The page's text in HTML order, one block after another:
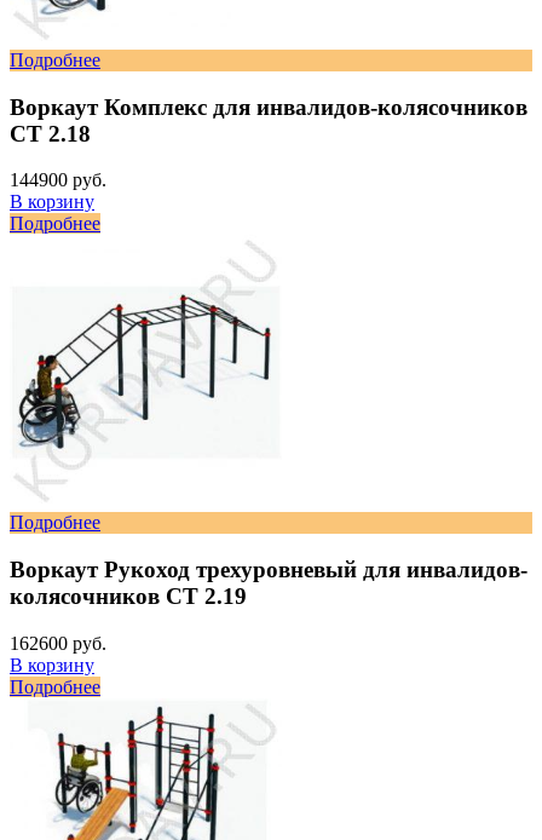
Подробнее
Воркаут Комплекс для инвалидов-колясочников
СТ 2.18
144900 руб.
В корзину
Подробнее
Подробнее
Воркаут Рукоход трехуровневый для инвалидов-
колясочников СТ 2.19
162600 руб.
В корзину
Подробнее